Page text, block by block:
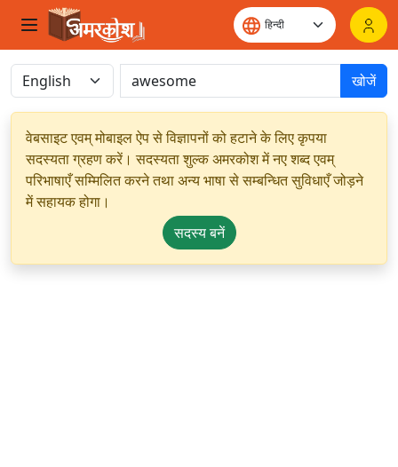
खोजें
वेबसाइट एवम् मोबाइल ऐप से विज्ञापनों को हटाने के लिए कृपया
सदस्यता ग्रहण करें। सदस्यता शुल्क अमरकोश में नए शब्द एवम्
परिभाषाएँ सम्मिलित करने तथा अन्य भाषा से सम्बन्धित सुविधाएँ जोड़ने
में सहायक होगा।
सदस्य बनें